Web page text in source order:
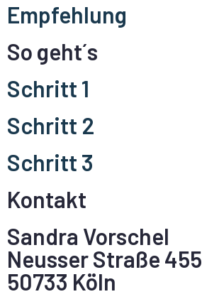
Empfehlung
So geht´s
Schritt 1
Schritt 2
Schritt 3
Kontakt
Sandra Vorschel
Neusser Straße 455
50733 Köln